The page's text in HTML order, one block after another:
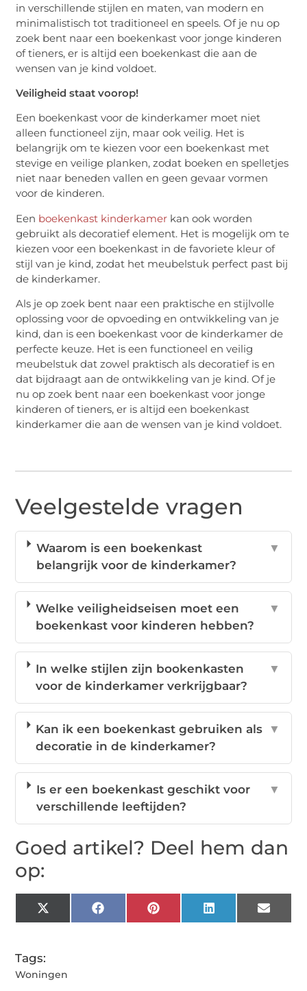
in verschillende stijlen en maten, van modern en
minimalistisch tot traditioneel en speels. Of je nu op
zoek bent naar een boekenkast voor jonge kinderen
of tieners, er is altijd een boekenkast die aan de
wensen van je kind voldoet.
Veiligheid staat voorop!
Een boekenkast voor de kinderkamer moet niet
alleen functioneel zijn, maar ook veilig. Het is
belangrijk om te kiezen voor een boekenkast met
stevige en veilige planken, zodat boeken en spelletjes
niet naar beneden vallen en geen gevaar vormen
voor de kinderen.
Een boekenkast kinderkamer kan ook worden
gebruikt als decoratief element. Het is mogelijk om te
kiezen voor een boekenkast in de favoriete kleur of
stijl van je kind, zodat het meubelstuk perfect past bij
de kinderkamer.
Als je op zoek bent naar een praktische en stijlvolle
oplossing voor de opvoeding en ontwikkeling van je
kind, dan is een boekenkast voor de kinderkamer de
perfecte keuze. Het is een functioneel en veilig
meubelstuk dat zowel praktisch als decoratief is en
dat bijdraagt aan de ontwikkeling van je kind. Of je
nu op zoek bent naar een boekenkast voor jonge
kinderen of tieners, er is altijd een boekenkast
kinderkamer die aan de wensen van je kind voldoet.
Veelgestelde vragen
Waarom is een boekenkast
belangrijk voor de kinderkamer?
▼
Welke veiligheidseisen moet een
boekenkast voor kinderen hebben?
▼
In welke stijlen zijn bookenkasten
voor de kinderkamer verkrijgbaar?
▼
Kan ik een boekenkast gebruiken als
decoratie in de kinderkamer?
▼
Is er een boekenkast geschikt voor
verschillende leeftijden?
▼
Goed artikel? Deel hem dan
op:
X
(Twitter)
FacebookPinterestLinkedIn Email
Tags:
Woningen